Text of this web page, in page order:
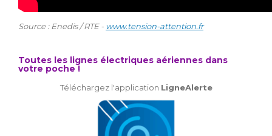
Source : Enedis / RTE - www.tension-attention.fr
Toutes les lignes électriques aériennes dans
votre poche !
Téléchargez l'application LigneAlerte